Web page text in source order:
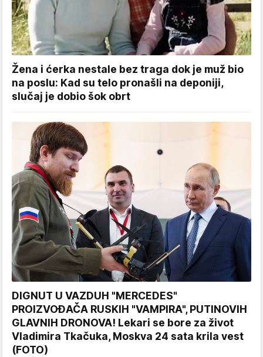
Žena i ćerka nestale bez traga dok je muž bio
na poslu: Kad su telo pronašli na deponiji,
slučaj je dobio šok obrt
DIGNUT U VAZDUH "MERCEDES"
PROIZVOĐAČA RUSKIH "VAMPIRA", PUTINOVIH
GLAVNIH DRONOVA! Lekari se bore za život
Vladimira Tkačuka, Moskva 24 sata krila vest
(FOTO)